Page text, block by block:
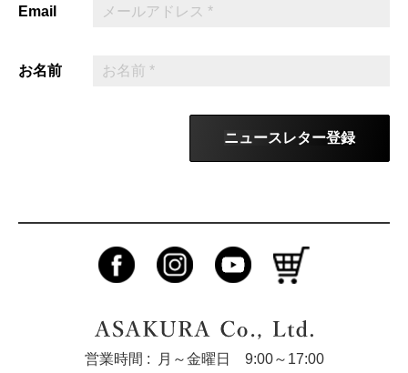
Email
お名前
ニュースレター登録
営業時間 : 月～金曜日 9:00～17:00